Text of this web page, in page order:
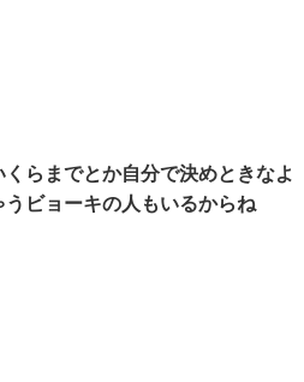
らまでとか自分で決めときなよ
ビョーキの人もいるからね